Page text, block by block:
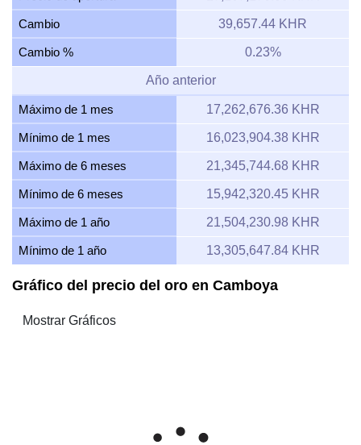
Cambio 39,657.44 KHR
Cambio % 0.23%
Año anterior
Máximo de 1 mes 17,262,676.36 KHR
Mínimo de 1 mes 16,023,904.38 KHR
Máximo de 6 meses 21,345,744.68 KHR
Mínimo de 6 meses 15,942,320.45 KHR
Máximo de 1 año 21,504,230.98 KHR
Mínimo de 1 año 13,305,647.84 KHR
Gráfico del precio del oro en Camboya